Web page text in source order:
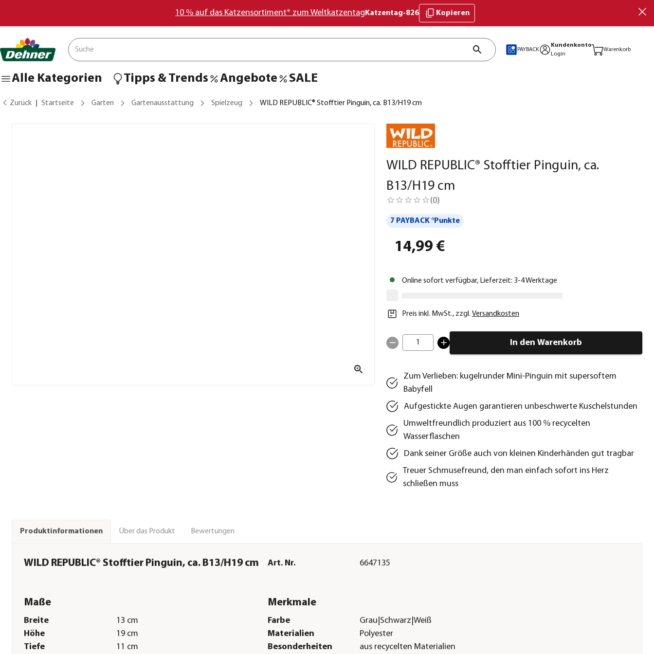
10 % auf das Katzensortiment* zum Weltkatzentag Katzentag-826 Kopieren
PAYBACK
Kundenkonto
Login
Warenkorb
Alle Kategorien Tipps & Trends Angebote SALE
Zurück Startseite Garten Gartenausstattung Spielzeug WILD REPUBLIC® Stofftier Pinguin, ca. B13/H19 cm
WILD REPUBLIC® Stofftier Pinguin, ca.
B13/H19 cm
(0)
7 PAYBACK °Punkte
14,99 €
Online sofort verfügbar, Lieferzeit: 3-4 Werktage
Preis inkl. MwSt., zzgl. Versandkosten
1 In den Warenkorb
Zum Verlieben: kugelrunder Mini-Pinguin mit supersoftem
Babyfell
Aufgestickte Augen garantieren unbeschwerte Kuschelstunden
Umweltfreundlich produziert aus 100 % recycelten
Wasserflaschen
Dank seiner Größe auch von kleinen Kinderhänden gut tragbar
Treuer Schmusefreund, den man einfach sofort ins Herz
schließen muss
Produktinformationen Über das Produkt Bewertungen
WILD REPUBLIC® Stofftier Pinguin, ca. B13/H19 cm Art. Nr. 6647135
Maße
Breite
13 cm
Höhe
19 cm
Tiefe
11 cm
Merkmale
Farbe
Grau|Schwarz|Weiß
Materialien
Polyester
Besonderheiten
aus recycelten Materialien